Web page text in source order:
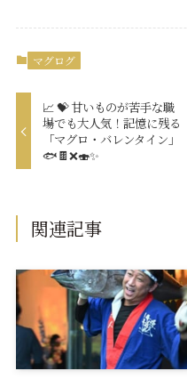
マグログ
📈 💝 甘いものが苦手な職
場でも大人気！記憶に残る
「マグロ・バレンタイン」
🐟🍫❌🍣✨
関連記事